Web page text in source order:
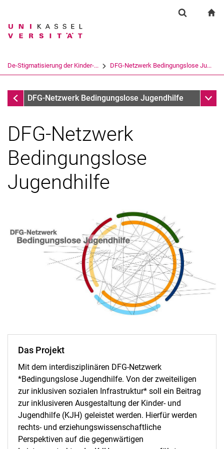
Springe direkt zu: Inhalt
Springe direkt zu: Suche
Springe direkt zu:
Suchbegriff
Suchen (öffnet externen Link in einem
De-Stigmatisierung der Kinder-... DFG-Netzwerk Bedingungslose Ju...
De-Stigmatisierung der Kinder- und Jugendhilfe
DFG-Netzwerk Bedingungslose Jugendhilfe
DFG-Netzwerk
Bedingungslose
Jugendhilfe
Das Projekt
Mit dem interdisziplinären DFG-Netzwerk
*Bedingungslose Jugendhilfe. Von der zweiteiligen
zur inklusiven sozialen Infrastruktur* soll ein Beitrag
zur inklusiveren Ausgestaltung der Kinder- und
Jugendhilfe (KJH) geleistet werden. Hierfür werden
rechts- und erziehungswissenschaftliche
Perspektiven auf die gegenwärtigen